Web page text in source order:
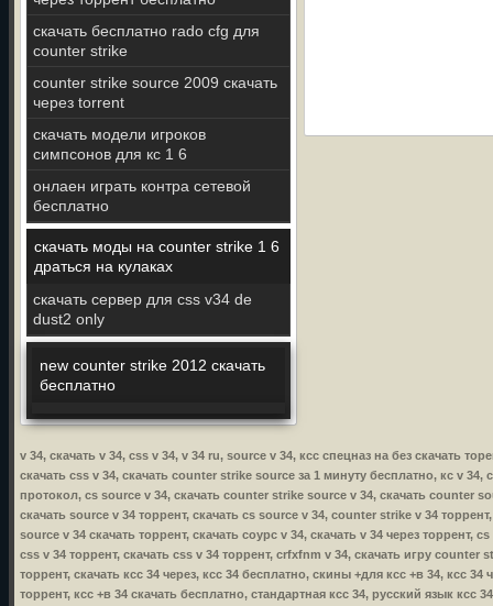
скачать бесплатно rado cfg для
counter strike
counter strike source 2009 скачать
через torrent
скачать модели игроков
симпсонов для кс 1 6
онлаен играть контра сетевой
бесплатно
скачать моды на counter strike 1 6
драться на кулаках
скачать сервер для css v34 de
dust2 only
new counter strike 2012 скачать
бесплатно
v 34, скачать v 34, css v 34, v 34 ru, source v 34, ксс спецназ на без скачать
скачать css v 34, скачать counter strike source за 1 минуту бесплатно, кс v
протокол, cs source v 34, скачать counter strike source v 34, скачать counter
скачать source v 34 торрент, скачать cs source v 34, counter strike v 34
source v 34 скачать торрент, скачать соурс v 34, скачать v 34 через торрент,
css v 34 торрент, скачать css v 34 торрент, crfxfnm v 34, скачать игру counter
торрент, скачать ксс 34 через, ксс 34 бесплатно, скины +для ксс +в 34, ксс
торрент, ксс +в 34 скачать бесплатно, стандартная ксс 34, русский язык